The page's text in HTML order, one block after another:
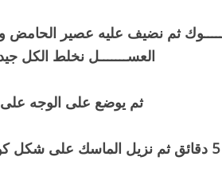
ثم نضيف عليه عصير الحامض
العســـــــل نخلط الكل
ثم يوضع على الوجه